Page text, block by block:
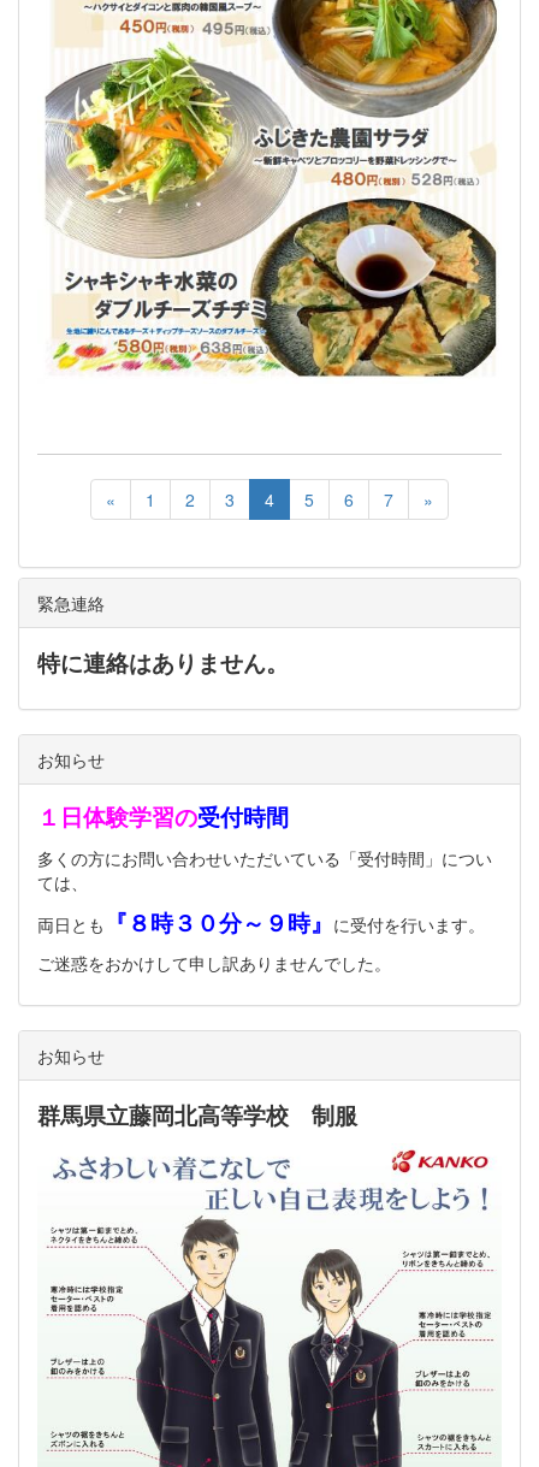
« 1 2 3 4 5 6 7 »
緊急連絡
特に連絡はありません。
お知らせ
１日体験学習の受付時間
多くの方にお問い合わせいただいている「受付時間」につい
ては、
両日とも
『８時３０分～９時』 に受付を行います。
ご迷惑をおかけして申し訳ありませんでした。
お知らせ
群馬県立藤岡北高等学校 制服